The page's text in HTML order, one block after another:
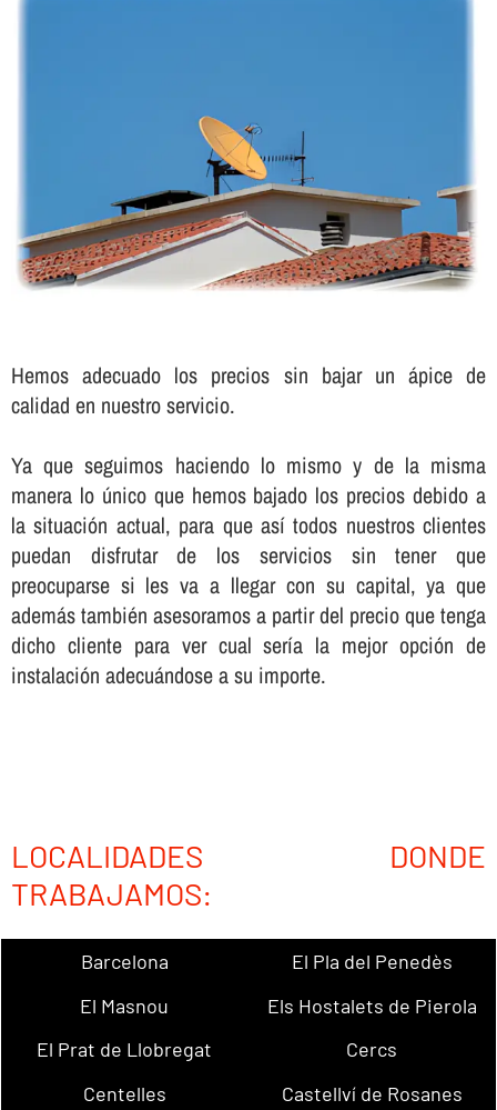
Hemos adecuado los precios sin bajar un ápice de
calidad en nuestro servicio.
Ya que seguimos haciendo lo mismo y de la misma
manera lo único que hemos bajado los precios debido a
la situación actual, para que así­ todos nuestros clientes
puedan disfrutar de los servicios sin tener que
preocuparse si les va a llegar con su capital, ya que
además también asesoramos a partir del precio que tenga
dicho cliente para ver cual serí­a la mejor opción de
instalación adecuándose a su importe.
LOCALIDADES DONDE
TRABAJAMOS:
Barcelona
El Pla del Penedès
El Masnou
Els Hostalets de Pierola
El Prat de Llobregat
Cercs
Centelles
Castellví de Rosanes